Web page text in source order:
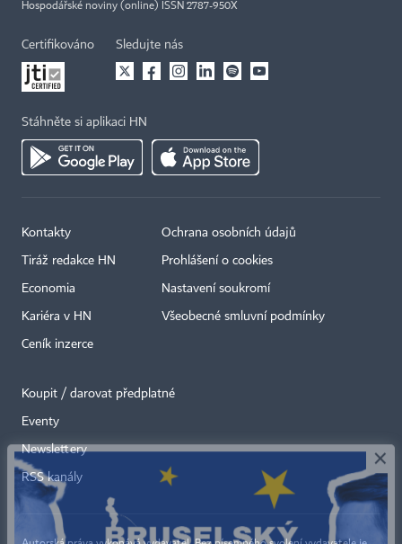
Hospodářské noviny (online) ISSN 2787-950X
Certifikováno Sledujte nás
Stáhněte si aplikaci HN
Kontakty
Tiráž redakce HN
Economia
Kariéra v HN
Ceník inzerce
Ochrana osobních údajů
Prohlášení o cookies
Nastavení soukromí
Všeobecné smluvní podmínky
Koupit / darovat předplatné
Eventy
Newslettery
RSS kanály